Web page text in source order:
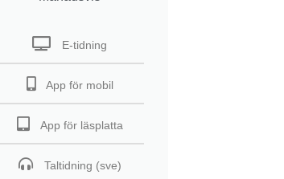
E-tidning
App för mobil
App för läsplatta
Taltidning (sve)